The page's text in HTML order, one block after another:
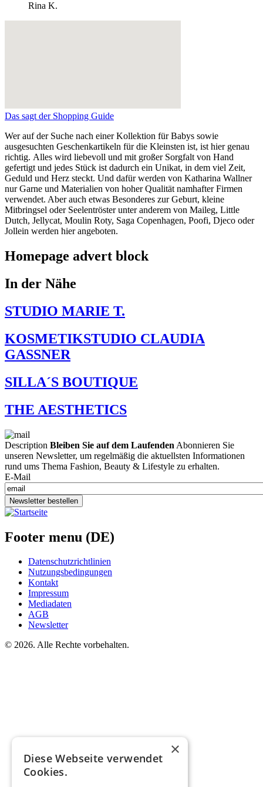
Rina K.
Das sagt der Shopping Guide
Wer auf der Suche nach einer Kollektion für Babys sowie
ausgesuchten Geschenkartikeln für die Kleinsten ist, ist hier genau
richtig. Alles wird liebevoll und mit großer Sorgfalt von Hand
gefertigt und jedes Stück ist dadurch ein Unikat, in dem viel Zeit,
Geduld und Herz steckt. Und dafür werden von Katharina Wallner
nur Garne und Materialien von hoher Qualität namhafter Firmen
verwendet. Aber auch etwas Besonderes zur Geburt, kleine
Mitbringsel oder Seelentröster unter anderem von Maileg, Little
Dutch, Jellycat, Moulin Roty, Saga Copenhagen, Poofi, Djeco oder
Jollein werden hier angeboten.
Homepage advert block
In der Nähe
STUDIO MARIE T.
KOSMETIKSTUDIO CLAUDIA
GASSNER
SILLA´S BOUTIQUE
THE AESTHETICS
Description Bleiben Sie auf dem Laufenden Abonnieren Sie
unseren Newsletter, um regelmäßig die aktuellsten Informationen
rund ums Thema Fashion, Beauty & Lifestyle zu erhalten.
E-Mail
Newsletter bestellen
Footer menu (DE)
Datenschutzrichtlinien
Nutzungsbedingungen
Kontakt
Impressum
Mediadaten
AGB
Newsletter
© 2026. Alle Rechte vorbehalten.
×
Diese Webseite verwendet
Cookies.